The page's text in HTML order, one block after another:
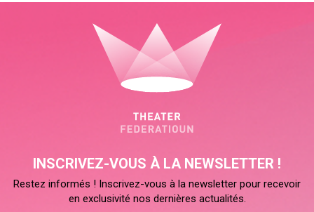
INSCRIVEZ-VOUS À LA NEWSLETTER !
Restez informés ! Inscrivez-vous à la newsletter pour recevoir
en exclusivité nos dernières actualités.